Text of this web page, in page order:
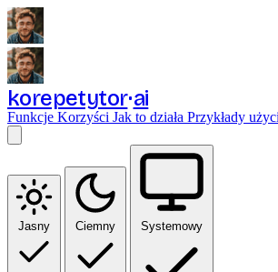
korepetytor ai
Funkcje Korzyści Jak to działa Przykłady
Jasny Ciemny Systemowy